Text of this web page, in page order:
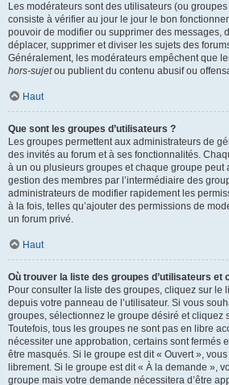
Les modérateurs sont des utilisateurs (ou groupes
consiste à vérifier au jour le jour le bon
pouvoir de modifier ou supprimer des messages,
déplacer, supprimer et diviser les sujets des
Généralement, les modérateurs empêchent que
hors-sujetou publient du contenu abusif ou
Haut
Que sont les groupes d’utilisateurs ?
Les groupes permettent aux administrateurs de
des invités au forum et à ses fonctionnalités.
à un ou plusieurs groupes et chaque groupe peut
gestion des membres par l’intermédiaire des
administrateurs de modifier rapidement les
à la fois, telles qu’ajouter des permissions de
un forum privé.
Haut
Où trouver la liste des groupes d’utilisateurs et
Pour consulter la liste des groupes, cliquez sur le
depuis votre panneau de l’utilisateur. Si vous
groupes, sélectionnez le groupe désiré et cliquez
Toutefois, tous les groupes ne sont pas en libre
nécessiter une approbation, certains sont fermés
être masqués. Si le groupe est dit « Ouvert »,
librement. Si le groupe est dit « À la demande »,
groupe mais votre demande nécessitera d’être